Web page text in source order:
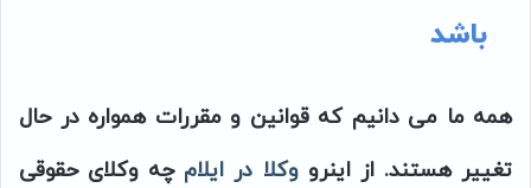
باشد
همه ما می دانیم که قوانین و مقررات همواره در حال
تغییر هستند. از اینرووکلا در ایلام چه وکلای حقوقی